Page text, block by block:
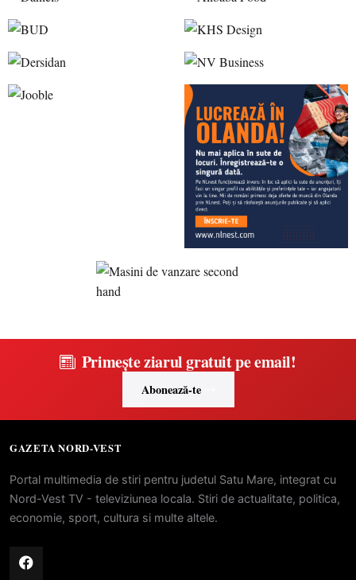
Primește ziarul gratuit pe email!
Abonează-te
GAZETA NORD-VEST
Portal multimedia de stiri pentru judetul Satu Mare, integrat cu
Nord-Vest TV - televiziunea locala. Stiri de actualitate, politica,
economie, sport, cultura si multe altele.